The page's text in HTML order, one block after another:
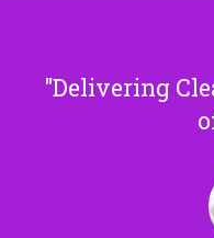
Delivering